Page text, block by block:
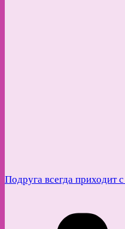
Подруга всегда